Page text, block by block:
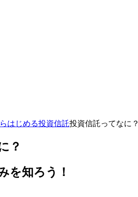
はじめる投資信託投資信託ってなに？
？
を知ろう！